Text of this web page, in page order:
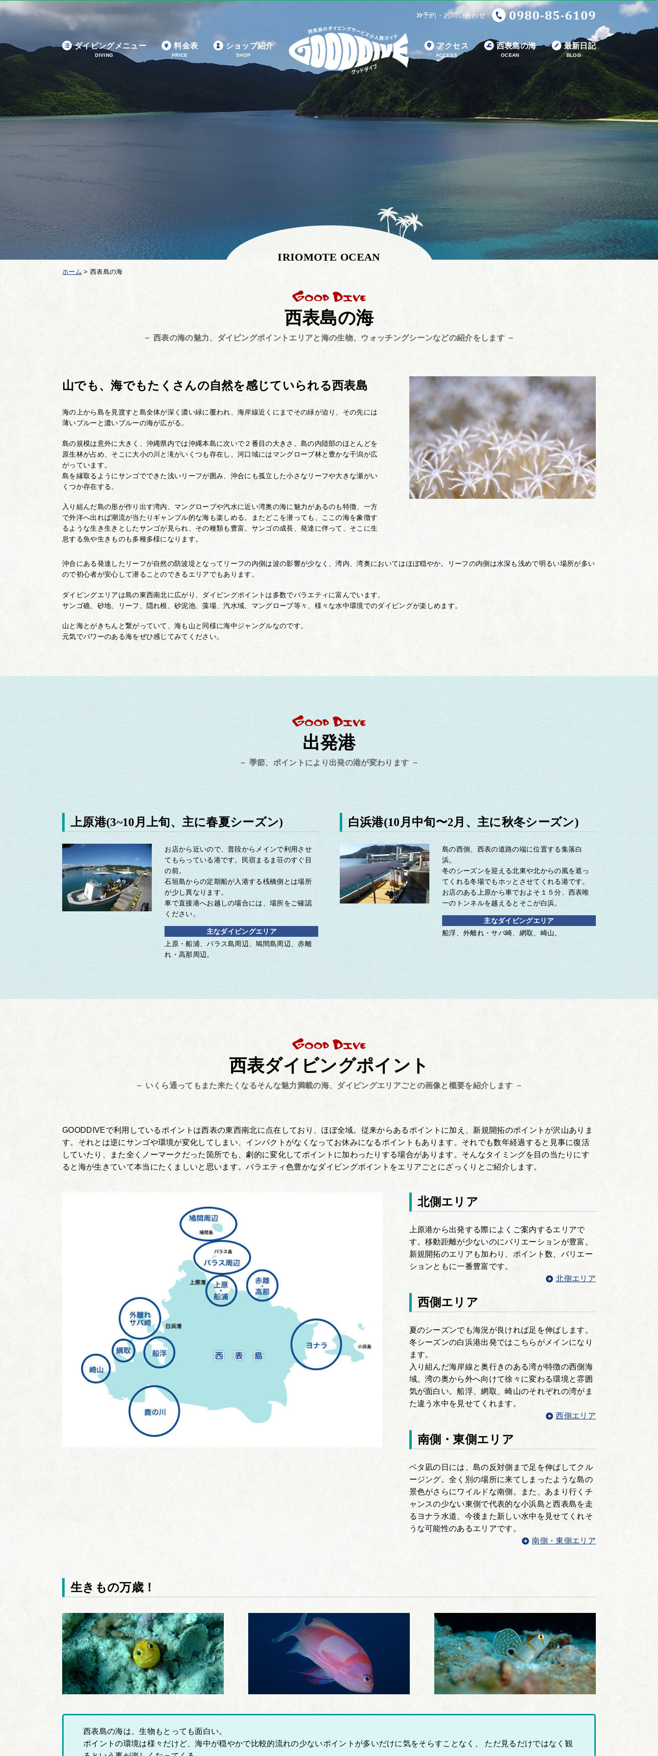
予約・お問い合わせ
ダイビングメニュー
DIVING
料金表
PRICE
ショップ紹介
SHOP
アクセス
ACCESS
西表島の海
OCEAN
最新日記
BLOG
IRIOMOTE OCEAN
ホーム > 西表島の海
西表島の海
－ 西表の海の魅力、ダイビングポイントエリアと海の生物、ウォッチングシーンなどの紹介をします －
山でも、海でもたくさんの自然を感じていられる西表島
海の上から島を見渡すと島全体が深く濃い緑に覆われ、海岸線近くにまでその緑が迫り、その先には
薄いブルーと濃いブルーの海が広がる。
島の規模は意外に大きく、沖縄県内では沖縄本島に次いで２番目の大きさ。島の内陸部のほとんどを
原生林が占め、そこに大小の川と滝がいくつも存在し、河口域にはマングローブ林と豊かな干潟が広
がっています。
島を縁取るようにサンゴでできた浅いリーフが囲み、沖合にも孤立した小さなリーフや大きな瀬がい
くつか存在する。
入り組んだ島の形が作り出す湾内、マングローブや汽水に近い湾奥の海に魅力があるのも特徴、一方
で外洋へ出れば潮流が当たりギャンブル的な海も楽しめる。またどこを潜っても、ここの海を象徴す
るような生き生きとしたサンゴが見られ、その種類も豊富。サンゴの成長、発達に伴って、そこに生
息する魚や生きものも多種多様になります。
沖合にある発達したリーフが自然の防波堤となってリーフの内側は波の影響が少なく、湾内、湾奥においてはほぼ穏やか。リーフの内側は水深も浅めで明るい場所が多い
ので初心者が安心して潜ることのできるエリアでもあります。
ダイビングエリアは島の東西南北に広がり、ダイビングポイントは多数でバラエティに富んでいます。
サンゴ礁、砂地、リーフ、隠れ根、砂泥池、藻場、汽水域、マングローブ等々、様々な水中環境でのダイビングが楽しめます。
山と海とがきちんと繋がっていて、海も山と同様に海中ジャングルなのです。
元気でパワーのある海をぜひ感じてみてください。
出発港
－ 季節、ポイントにより出発の港が変わります －
上原港(3~10月上旬、主に春夏シーズン)
お店から近いので、普段からメインで利用させ
てもらっている港です。民宿まるま荘のすぐ目
の前。
石垣島からの定期船が入港する桟橋側とは場所
が少し異なります。
車で直接港へお越しの場合には、場所をご確認
ください。
主なダイビングエリア
上原・船浦、バラス島周辺、鳩間島周辺、赤離
れ・高那周辺。
白浜港(10月中旬〜2月、主に秋冬シーズン)
島の西側、西表の道路の端に位置する集落白
浜。
冬のシーズンを迎える北東や北からの風を遮っ
てくれる冬場でもホッとさせてくれる港です。
お店のある上原から車でおよそ１５分、西表唯
一のトンネルを越えるとそこが白浜。
主なダイビングエリア
船浮、外離れ・サバ崎、網取、崎山。
西表ダイビングポイント
－ いくら通ってもまた来たくなるそんな魅力満載の海、ダイビングエリアごとの画像と概要を紹介します －
GOODDIVEで利用しているポイントは西表の東西南北に点在しており、ほぼ全域。従来からあるポイントに加え、新規開拓のポイントが沢山ありま
す。それとは逆にサンゴや環境が変化してしまい、インパクトがなくなってお休みになるポイントもあります。それでも数年経過すると見事に復活
していたり、また全くノーマークだった箇所でも、劇的に変化してポイントに加わったりする場合があります。そんなタイミングを目の当たりにす
ると海が生きていて本当にたくましいと思います。バラエティ色豊かなダイビングポイントをエリアごとにざっくりとご紹介します。
北側エリア
上原港から出発する際によくご案内するエリアで
す。移動距離が少ないのにバリエーションが豊富。
新規開拓のエリアも加わり、ポイント数、バリエー
ションともに一番豊富です。
北側エリア
西側エリア
夏のシーズンでも海況が良ければ足を伸ばします。
冬シーズンの白浜港出発ではこちらがメインになり
ます。
入り組んだ海岸線と奥行きのある湾が特徴の西側海
域。湾の奥から外へ向けて徐々に変わる環境と雰囲
気が面白い。船浮、網取、崎山のそれぞれの湾がま
た違う水中を見せてくれます。
西側エリア
南側・東側エリア
ベタ凪の日には、島の反対側まで足を伸ばしてクル
ージング。全く別の場所に来てしまったような島の
景色がさらにワイルドな南側。また、あまり行くチ
ャンスの少ない東側で代表的な小浜島と西表島を走
るヨナラ水道、今後また新しい水中を見せてくれそ
うな可能性のあるエリアです。
南側・東側エリア
生きもの万歳！
西表島の海は、生物もとっても面白い。
ポイントの環境は様々だけど、海中が穏やかで比較的流れの少ないポイントが多いだけに気をそらすことなく、 ただ見るだけではなく観